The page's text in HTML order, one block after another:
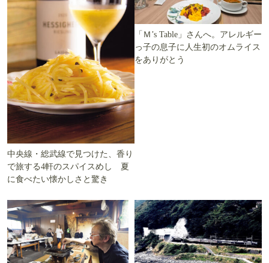
中央線・総武線で見つけた、香り
で旅する4軒のスパイスめし 夏
に食べたい懐かしさと驚き
「Ｍ’s Table」さんへ。アレルギー
っ子の息子に人生初のオムライス
をありがとう